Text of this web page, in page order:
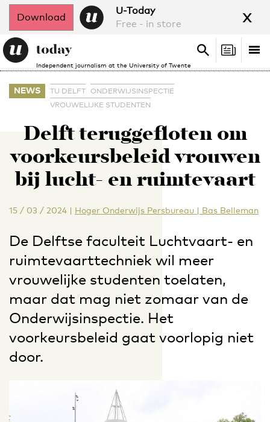
Download
U-Today
Free - in store
x
Independent journalism at the University of Twente
Search
Search
NEWS TU DELFT
ONDERWIJSINSPECTIE
VROUWELIJKE STUDENTEN
Delft teruggefloten om
voorkeursbeleid vrouwen
bij lucht- en ruimtevaart
15 / 03 / 2024 | Hoger Onderwijs Persbureau | Bas Belleman
De Delftse faculteit Luchtvaart- en
ruimtevaarttechniek wil meer
vrouwelijke studenten toelaten,
maar dat mag niet zomaar van de
Onderwijsinspectie. Het
voorkeursbeleid gaat voorlopig niet
door.